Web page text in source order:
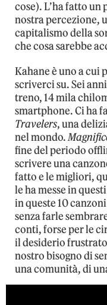
cose). L’ha fatto un
nostra percezione,
capitalismo della
che cosa sarebbe
Kahane è uno a cui
scriverci su. Sei
treno, 14 mila
smartphone. Ci ha
Travelers, una
nel mondo.
fine del periodo
scrivere una
fatto e le migliori,
le ha messe in
in queste 10
senza farle
conti, forse per le
il desiderio
nostro bisogno di
una comunità, di